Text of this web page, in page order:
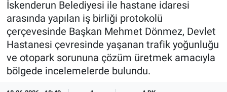
İskenderun Belediyesi ile hastane idaresi
arasında yapılan iş birliği protokolü
çerçevesinde Başkan Mehmet Dönmez, Devlet
Hastanesi çevresinde yaşanan trafik yoğunluğu
ve otopark sorununa çözüm üretmek amacıyla
bölgede incelemelerde bulundu.